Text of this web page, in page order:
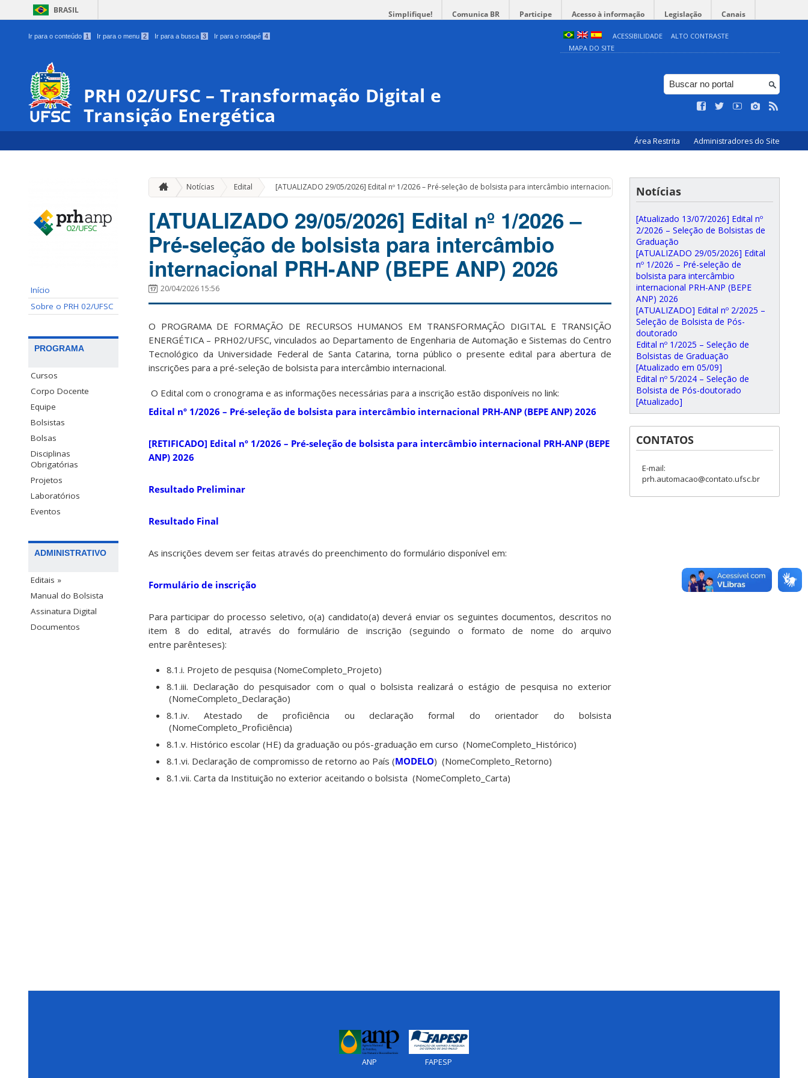
BRASIL Simplifique! Comunica BR Participe Acesso à informação Legislação Canais
Ir para o conteúdo 1 Ir para o menu 2 Ir para a busca 3 Ir para o rodapé 4 ACESSIBILIDADE
ALTO CONTRASTE
MAPA DO SITE
PRH 02/UFSC – Transformação Digital e
Transição Energética
Área Restrita Administradores do Site
Início
Sobre o PRH 02/UFSC
PROGRAMA
Cursos
Corpo Docente
Equipe
Bolsistas
Bolsas
Disciplinas
Obrigatórias
Projetos
Laboratórios
Eventos
ADMINISTRATIVO
Editais »
Manual do Bolsista
Assinatura Digital
Documentos
Notícias Edital » [ATUALIZADO 29/05/2026] Edital nº 1/2026 – Pré-seleção de bolsista para intercâmbio internacional PRH-ANP (BEPE ANP) 2026
[ATUALIZADO 29/05/2026] Edital nº 1/2026 –
Pré-seleção de bolsista para intercâmbio
internacional PRH-ANP (BEPE ANP) 2026
20/04/2026 15:56
O PROGRAMA DE FORMAÇÃO DE RECURSOS HUMANOS EM TRANSFORMAÇÃO DIGITAL E TRANSIÇÃO
ENERGÉTICA – PRH02/UFSC, vinculados ao Departamento de Engenharia de Automação e Sistemas do Centro
Tecnológico da Universidade Federal de Santa Catarina, torna público o presente edital para abertura de
inscrições para a pré-seleção de bolsista para intercâmbio internacional.
O Edital com o cronograma e as informações necessárias para a inscrição estão disponíveis no link:
Edital nº 1/2026 – Pré-seleção de bolsista para intercâmbio internacional PRH-ANP (BEPE ANP) 2026
[RETIFICADO] Edital nº 1/2026 – Pré-seleção de bolsista para intercâmbio internacional PRH-ANP (BEPE
ANP) 2026
Resultado Preliminar
Resultado Final
As inscrições devem ser feitas através do preenchimento do formulário disponível em:
Formulário de inscrição
Para participar do processo seletivo, o(a) candidato(a) deverá enviar os seguintes documentos, descritos no
item 8 do edital, através do formulário de inscrição (seguindo o formato de nome do arquivo
entre parênteses):
8.1.i. Projeto de pesquisa (NomeCompleto_Projeto)
8.1.iii. Declaração do pesquisador com o qual o bolsista realizará o estágio de pesquisa no exterior
(NomeCompleto_Declaração)
8.1.iv. Atestado de proficiência ou declaração formal do orientador do bolsista
(NomeCompleto_Proficiência)
8.1.v. Histórico escolar (HE) da graduação ou pós-graduação em curso (NomeCompleto_Histórico)
8.1.vi. Declaração de compromisso de retorno ao País (MODELO) (NomeCompleto_Retorno)
8.1.vii. Carta da Instituição no exterior aceitando o bolsista (NomeCompleto_Carta)
Notícias
[Atualizado 13/07/2026] Edital nº
2/2026 – Seleção de Bolsistas de
Graduação
[ATUALIZADO 29/05/2026] Edital
nº 1/2026 – Pré-seleção de
bolsista para intercâmbio
internacional PRH-ANP (BEPE
ANP) 2026
[ATUALIZADO] Edital nº 2/2025 –
Seleção de Bolsista de Pós-
doutorado
Edital nº 1/2025 – Seleção de
Bolsistas de Graduação
[Atualizado em 05/09]
Edital nº 5/2024 – Seleção de
Bolsista de Pós-doutorado
[Atualizado]
CONTATOS
E-mail:
prh.automacao@contato.ufsc.br
ANP FAPESP